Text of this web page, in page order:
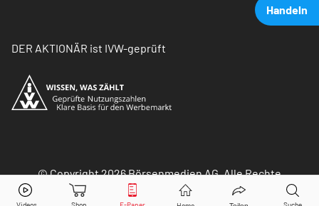
Handeln
Sangamo BioSciences, Inc Aktie jetzt handeln?
DER AKTIONÄR ist IVW-geprüft
© Copyright 2026 Börsenmedien AG. Alle Rechte
vorbehalten.